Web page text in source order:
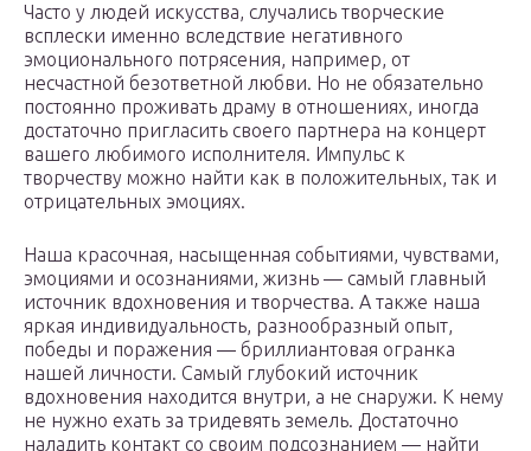
Часто у людей искусства, случались творческие
всплески именно вследствие негативного
эмоционального потрясения, например, от
несчастной безответной любви. Но не обязательно
постоянно проживать драму в отношениях, иногда
достаточно пригласить своего партнера на концерт
вашего любимого исполнителя. Импульс к
творчеству можно найти как в положительных, так и
отрицательных эмоциях.
Наша красочная, насыщенная событиями, чувствами,
эмоциями и осознаниями, жизнь — самый главный
источник вдохновения и творчества. А также наша
яркая индивидуальность, разнообразный опыт,
победы и поражения — бриллиантовая огранка
нашей личности. Самый глубокий источник
вдохновения находится внутри, а не снаружи. К нему
не нужно ехать за тридевять земель. Достаточно
наладить контакт со своим подсознанием — найти